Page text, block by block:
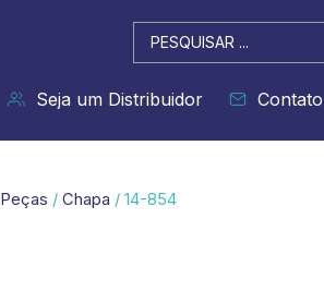
Pesquisar
...
Seja um Distribuidor Contato
Peças / Chapa / 14-854